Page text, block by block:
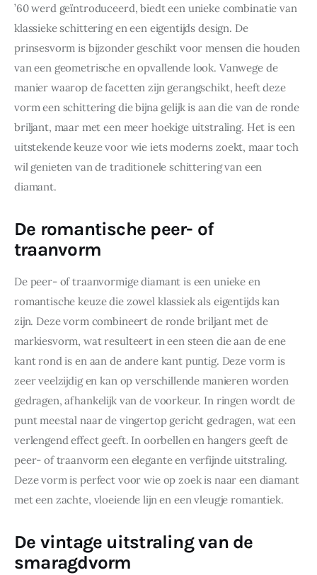
’60 werd geïntroduceerd, biedt een unieke combinatie van
klassieke schittering en een eigentijds design. De
prinsesvorm is bijzonder geschikt voor mensen die houden
van een geometrische en opvallende look. Vanwege de
manier waarop de facetten zijn gerangschikt, heeft deze
vorm een schittering die bijna gelijk is aan die van de ronde
briljant, maar met een meer hoekige uitstraling. Het is een
uitstekende keuze voor wie iets moderns zoekt, maar toch
wil genieten van de traditionele schittering van een
diamant.
De romantische peer- of
traanvorm
De peer- of traanvormige diamant is een unieke en
romantische keuze die zowel klassiek als eigentijds kan
zijn. Deze vorm combineert de ronde briljant met de
markiesvorm, wat resulteert in een steen die aan de ene
kant rond is en aan de andere kant puntig. Deze vorm is
zeer veelzijdig en kan op verschillende manieren worden
gedragen, afhankelijk van de voorkeur. In ringen wordt de
punt meestal naar de vingertop gericht gedragen, wat een
verlengend effect geeft. In oorbellen en hangers geeft de
peer- of traanvorm een elegante en verfijnde uitstraling.
Deze vorm is perfect voor wie op zoek is naar een diamant
met een zachte, vloeiende lijn en een vleugje romantiek.
De vintage uitstraling van de
smaragdvorm